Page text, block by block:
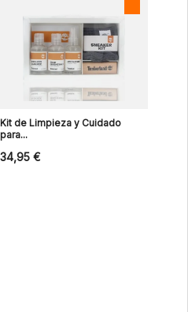
Kit de Limpieza y Cuidado
para...
34,95 €